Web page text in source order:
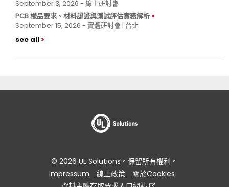
September 3, 2026 - 線上研討會
PCB 樣品要求、材料認證與測試評估實務解析
September 15, 2026 - 實體研討會 | 台北
see all
© 2026 UL Solutions。保留所有權利。
Impressum
線上政策
關於Cookies